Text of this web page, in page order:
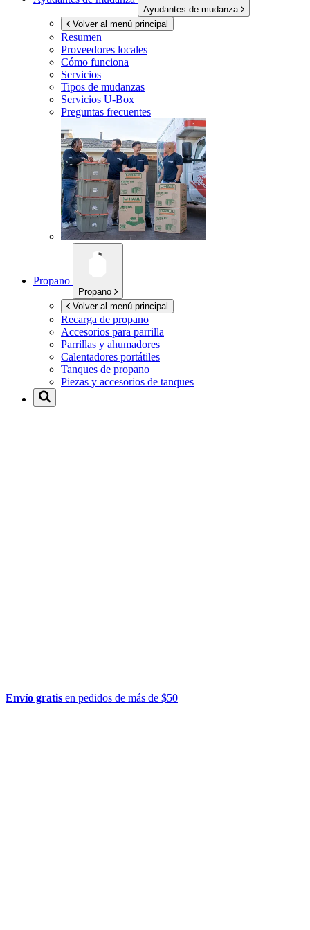
Ayudantes de mudanza
Volver al menú principal
Resumen
Proveedores locales
Cómo funciona
Servicios
Tipos de mudanzas
Servicios U-Box
Preguntas frecuentes
Propano
Propano
Volver al menú principal
Recarga de propano
Accesorios para parrilla
Parrillas y ahumadores
Calentadores portátiles
Tanques de propano
Piezas y accesorios de tanques
Envío gratis en pedidos de más de $50